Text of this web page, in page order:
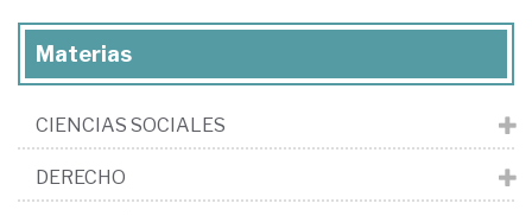
Materias
CIENCIAS SOCIALES
DERECHO